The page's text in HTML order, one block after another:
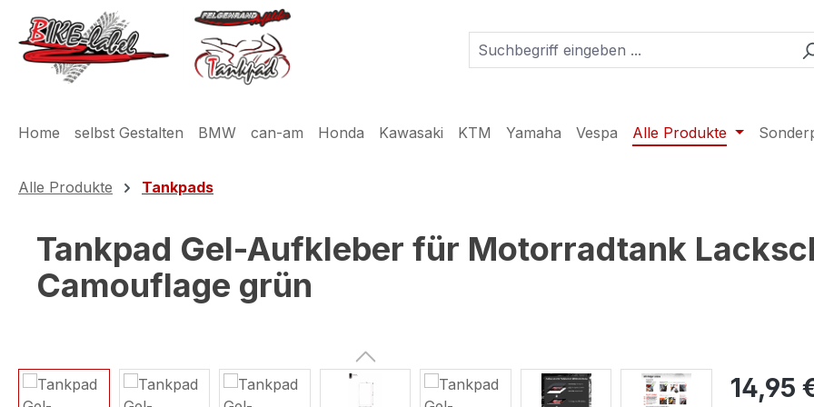
Hauptinhalt springen
Zur Suche springen
Zur Hauptnavigation springen
Home selbst Gestalten BMW can-am Honda Kawasaki KTM Yamaha Vespa Alle Produkte
Alle Produkte Tankpads
Tankpad Gel-Aufkleber für Motorradtank
Camouflage grün
Bildergalerie überspringen 14,95